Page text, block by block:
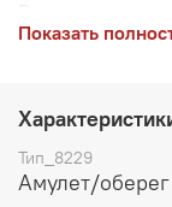
достигает 50
этническом
призван помочь
Показать
Тип_8229
Амулет/